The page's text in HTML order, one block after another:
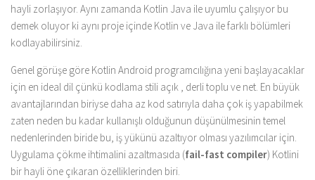
hayli zorlaşıyor. Aynı zamanda Kotlin Java ile uyumlu çalışıyor bu
demek oluyor ki aynı proje içinde Kotlin ve Java ile farklı bölümleri
kodlayabilirsiniz.
Genel görüşe göre Kotlin Android programcılığına yeni başlayacaklar
için en ideal dil çünkü kodlama stili açık , derli toplu ve net. En büyük
avantajlarından biriyse daha az kod satırıyla daha çok iş yapabilmek
zaten neden bu kadar kullanışlı olduğunun düşünülmesinin temel
nedenlerinden biride bu, iş yükünü azaltıyor olması yazılımcılar için.
Uygulama çökme ihtimalini azaltmasıda (fail-fast compiler) Kotlini
bir hayli öne çıkaran özelliklerinden biri.